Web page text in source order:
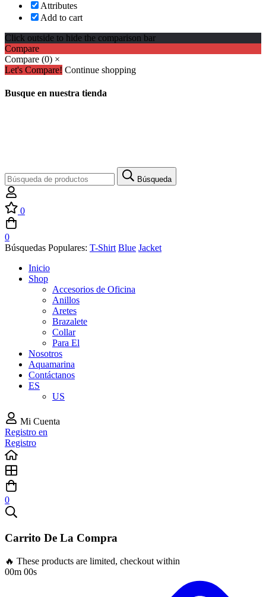
Attributes
Add to cart
Click outside to hide the comparison bar
Compare
Compare (0) ×
Let's Compare! Continue shopping
Busque en nuestra tienda
Búsqueda
de:
Búsqueda
0
0
Búsquedas Populares: T-Shirt Blue Jacket
Inicio
Shop
Accesorios de Oficina
Anillos
Aretes
Brazalete
Collar
Para El
Nosotros
Aquamarina
Contáctanos
ES
US
Mi Cuenta
Registro en
Registro
0
Carrito De La Compra
🔥 These products are limited, checkout within
00m 00s